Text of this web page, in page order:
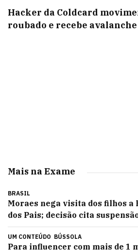
Hacker da Coldcard
roubado e recebe
Mais na Exame
BRASIL
Moraes nega visita dos filhos a
dos Pais; decisão cita
UM CONTEÚDO BÚSSOLA
Para influencer com mais de 1